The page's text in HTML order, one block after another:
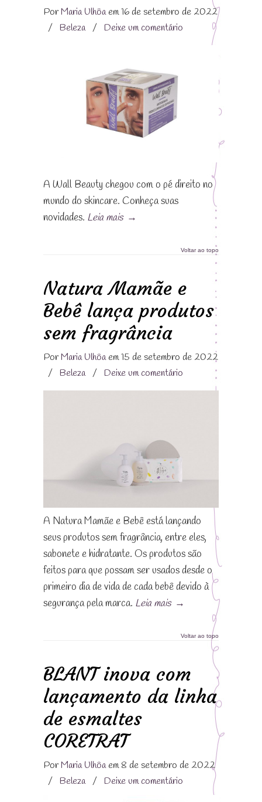
PorMaria Ulhôaem 16 de setembro de 2022
/ Beleza / Deixe um comentário
A Wall Beauty chegou com o pé direito no
mundo do skincare. Conheça suas
novidades. Leia mais →
Voltar ao topo
Natura Mamãe e
Bebê lança produtos
sem fragrância
PorMaria Ulhôaem 15 de setembro de 2022
/ Beleza / Deixe um comentário
A Natura Mamãe e Bebê está lançando
seus produtos sem fragrância, entre eles,
sabonete e hidratante. Os produtos são
feitos para que possam ser usados desde o
primeiro dia de vida de cada bebê devido à
segurança pela marca. Leia mais →
Voltar ao topo
BLANT inova com
lançamento da linha
de esmaltes
CORETRAT
PorMaria Ulhôaem 8 de setembro de 2022
/ Beleza / Deixe um comentário